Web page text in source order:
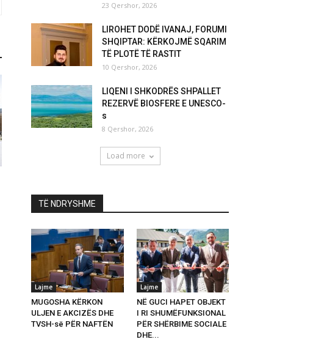
23 Qershor, 2026
LIROHET DODË IVANAJ, FORUMI
SHQIPTAR: KËRKOJMË SQARIM
TË PLOTË TË RASTIT
10 Qershor, 2026
LIQENI I SHKODRËS SHPALLET
REZERVË BIOSFERE E UNESCO-
s
8 Qershor, 2026
Load more
TË NDRYSHME
Lajme
MUGOSHA KËRKON
ULJEN E AKCIZËS DHE
TVSH-së PËR NAFTËN
Lajme
NË GUCI HAPET OBJEKT
I RI SHUMËFUNKSIONAL
PËR SHËRBIME SOCIALE
DHE...